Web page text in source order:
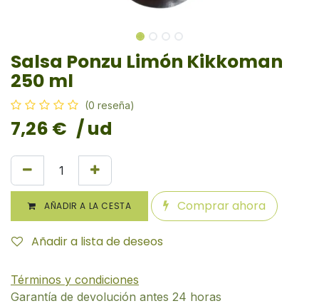
Salsa Ponzu Limón Kikkoman
250 ml
(0 reseña)
7,26 € / ud
AÑADIR A LA CESTA Comprar ahora
Añadir a lista de deseos
Términos y condiciones
Garantía de devolución antes 24 horas